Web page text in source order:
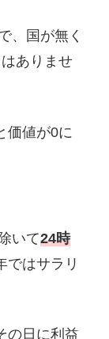
、国が無く
ありませ
価値が0に
いて24時
ではサラリ
の日に利益